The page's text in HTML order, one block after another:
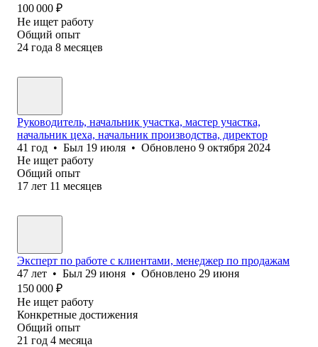
100 000 ₽
Не ищет работу
Общий опыт
24 года 8 месяцев
Руководитель, начальник участка, мастер участка,
начальник цеха, начальник производства, директор
41 год • Был 19 июля • Обновлено 9 октября 2024
Не ищет работу
Общий опыт
17 лет 11 месяцев
Эксперт по работе с клиентами, менеджер по продажам
47 лет • Был 29 июня • Обновлено 29 июня
150 000 ₽
Не ищет работу
Конкретные достижения
Общий опыт
21 год 4 месяца